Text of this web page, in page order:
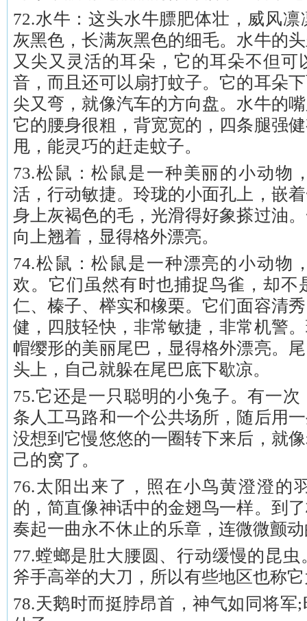
72.水牛：这头水牛膘肥体壮，威风
灰黑色，长满灰黑色的细毛。水牛的
又尖又灵活的耳朵，它的耳朵不但
音，而且还可以扇打蚊子。它的耳朵
尖又弯，就像汽车的方向盘。水牛的
它的腰身很粗，背宽宽的，四条腿强
甩，能灵巧的赶走蚊子。
73.松鼠：松鼠是一种美丽的小动物
活，行动敏捷。玲珑的小面孔上，嵌
身上灰褐色的毛，光滑得好象搽过油
向上翘着，显得格外漂亮。
74.松鼠：松鼠是一种漂亮的小动物
欢。它们虽然有时也捕捉鸟雀，却不
仁、榛子、榉实和橡栗。它们面容清
健，四肢轻快，非常敏捷，非常机警
帽缨形的美丽尾巴，显得格外漂亮。
头上，自己就躲在尾巴底下歇凉。
75.它还是一只聪明的小兔子。有一
条人工马路和一个公共场所，随后用
没想到它慢悠悠的一圈转下来后，就
己的窝了。
76.太阳出来了，照在小鸟黄澄澄的
的，简直像神话中的金翅鸟一样。到
奏起一曲永不休止的乐章，连微微颤
77.螳螂是肚大腰圆、行动缓慢的昆
斧手高举的大刀，所以有些地区也称它
78.天鹅时而挺脖昂首，神气如同将军